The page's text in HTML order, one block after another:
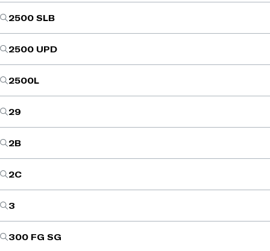
2500 SLB
2500 UPD
2500L
29
2B
2C
3
300 FG SG